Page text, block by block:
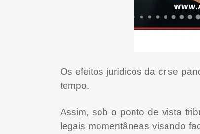
Os efeitos jurídicos da crise
tempo.
Assim, sob o ponto de vista
legais momentâneas visando